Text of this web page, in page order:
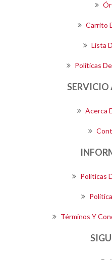
Carrito
Lista
Políticas
SERVICIO
Acerca
Políticas
Términos Y